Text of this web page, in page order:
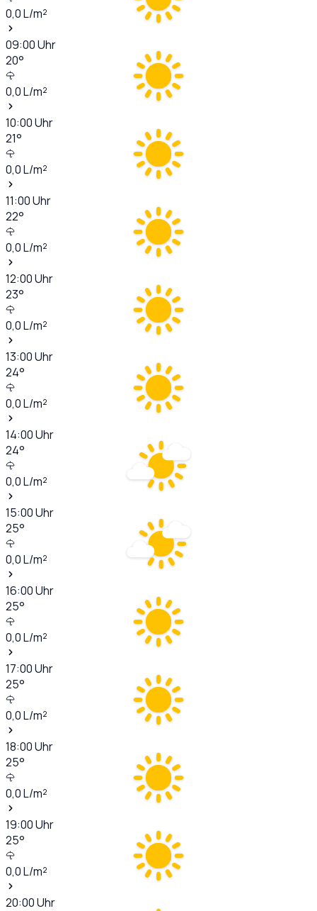
0,0L/m²
09:00Uhr
20°
0,0L/m²
10:00Uhr
21°
0,0L/m²
11:00Uhr
22°
0,0L/m²
12:00Uhr
23°
0,0L/m²
13:00Uhr
24°
0,0L/m²
14:00Uhr
24°
0,0L/m²
15:00Uhr
25°
0,0L/m²
16:00Uhr
25°
0,0L/m²
17:00Uhr
25°
0,0L/m²
18:00Uhr
25°
0,0L/m²
19:00Uhr
25°
0,0L/m²
20:00Uhr